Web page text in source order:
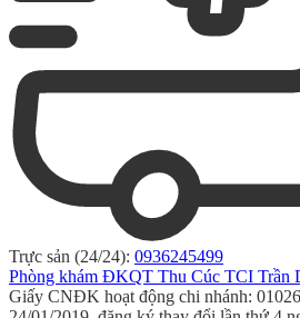
Trực sản (24/24): 0936245499
Phòng khám ĐKQT Thu Cúc TCI Trần
Giấy CNĐK hoạt động chi nhánh: